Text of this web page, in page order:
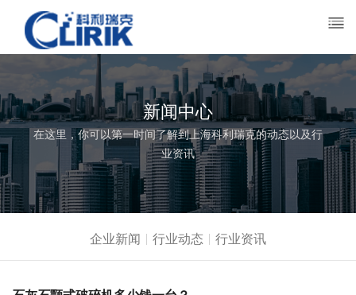
新闻中心
在这里，你可以第一时间了解到上海科利瑞克的动态以及行
业资讯
企业新闻 行业动态 行业资讯